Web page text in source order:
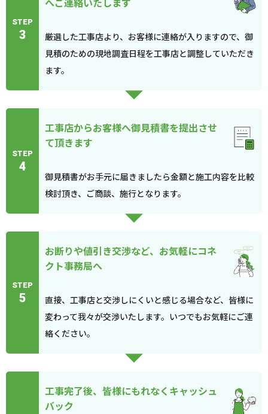
STEP
3
厳選した工事店より、お客様に連絡が入りますので、御
見積のための現地調査日程を工事店と調整していただき
ます。
STEP
4
工事店からお客様へ御見積書を提出させ
て頂きます
御見積書がお手元に届きましたら金額と施工内容を比較
検討頂き、ご商談、施行となります。
STEP
5
お断りや値引き交渉など、お気軽にコネ
クト事務局へ
直接、工事店と交渉しにくいと感じる場合など、皆様に
変わって我々が交渉いたします。いつでもお気軽にご連
絡ください。
工事完了後、皆様にもれなくキャッシュ
バック